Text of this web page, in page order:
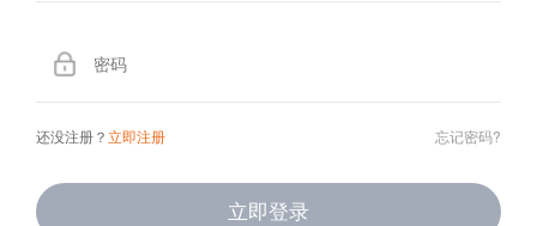
还没注册？立即注册 忘记密码?
立即登录